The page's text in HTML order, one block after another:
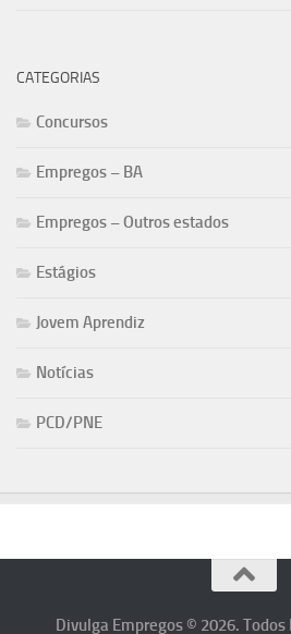
CATEGORIAS
Concursos
Empregos – BA
Empregos – Outros estados
Estágios
Jovem Aprendiz
Notícias
PCD/PNE
Divulga Empregos © 2026.